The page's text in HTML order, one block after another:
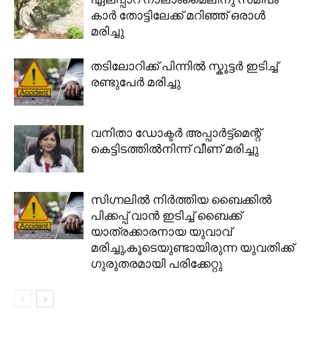
കാര്‍ തോട്ടിലേക്ക് മറിഞ്ഞ് ഒരാള്‍
മരിച്ചു
തടിലോറിക്ക് പിന്നിൽ സ്കൂട്ടർ ഇടിച്ച്
രണ്ടുപേർ മരിച്ചു
വനിതാ ഡോക്ടര്‍ അപ്പാര്‍ട്ട്‌മെന്റ്
കെട്ടിടത്തില്‍നിന്ന് വീണ് മരിച്ചു
സിഗ്നലില്‍ നിര്‍ത്തിയ ബൈക്കില്‍
പിക്കപ്പ് വാൻ ഇടിച്ച് ബൈക്ക്
യാത്രക്കാരനായ യുവാവ്
മരിച്ചു,കൂടെയുണ്ടായിരുന്ന യുവതിക്ക്
ഗുരുതരമായി പരിക്കേറ്റു